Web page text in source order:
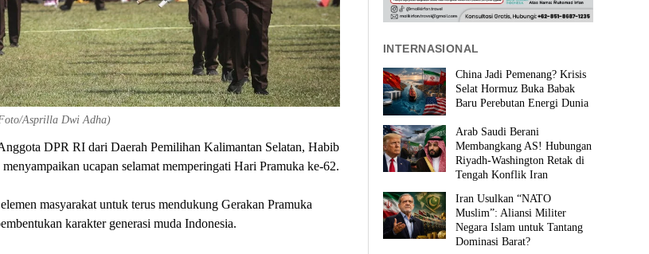
Asprilla Dwi Adha)
DPR RI dari Daerah Pemilihan Kalimantan Selatan, Habib
ucapan selamat memperingati Hari Pramuka ke-62.
masyarakat untuk terus mendukung Gerakan Pramuka
karakter generasi muda Indonesia.
INTERNASIONAL
China Jadi Pemenang? Krisis
Selat Hormuz Buka Babak
Baru Perebutan Energi Dunia
Arab Saudi Berani
Membangkang AS! Hubungan
Riyadh-Washington Retak di
Tengah Konflik Iran
Iran Usulkan “NATO
Muslim”: Aliansi Militer
Negara Islam untuk Tantang
Dominasi Barat?